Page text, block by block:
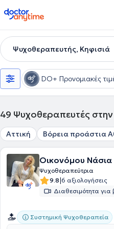
doctoranytime
Ψυχοθεραπευτής, Κηφισιά
DO+ Προνομιακές
49 Ψυχοθεραπευτές
Αττική Βόρεια προάστια
Οικονόμου Νάσια
Ψυχοθεραπεύτρια
9.8|6 αξιολογήσεις
Διαθεσιμότητα για
Συστημική Ψυχοθεραπεία